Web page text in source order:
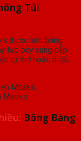
Túi
được làm bằng
tạo oxy cung cấp
tự thở hoặc thiếu
Masks
Bông Băng